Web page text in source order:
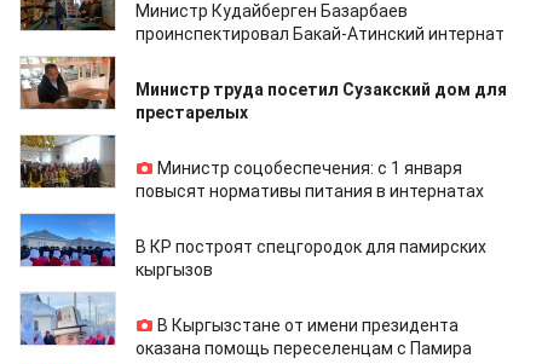
Министр Кудайберген Базарбаев
проинспектировал Бакай-Атинский интернат
03.01.2022
Министр труда посетил Сузакский дом для
престарелых
30.12.2021
Министр соцобеспечения: с 1 января
повысят нормативы питания в интернатах
22.12.2021
В КР построят спецгородок для памирских
кыргызов
22.12.2021
В Кыргызстане от имени президента
оказана помощь переселенцам с Памира